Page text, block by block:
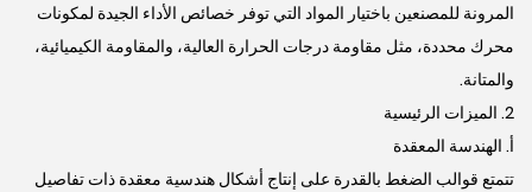
المرونة للمصنعين باختيار المواد التي توفر خصائص الأداء الجيدة لمكونات
محرك محددة، مثل مقاومة درجات الحرارة العالية، والمقاومة الكيميائية،
والمتانة.
2. الميزات الرئيسية
أ. الهندسة المعقدة
تتمتع قوالب الضغط بالقدرة على إنتاج أشكال هندسية معقدة ذات تفاصيل